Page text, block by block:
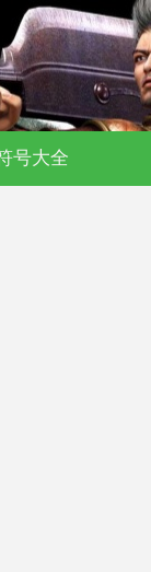
号大全